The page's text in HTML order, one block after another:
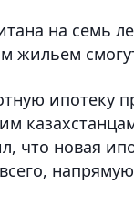
на семь
жильем
ипотеку
что новая